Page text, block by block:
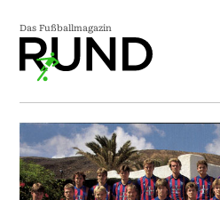
Das Fußballmagazin